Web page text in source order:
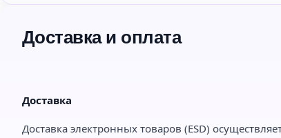
Доставка и оплата
Доставка
Доставка электронных товаров (ESD)